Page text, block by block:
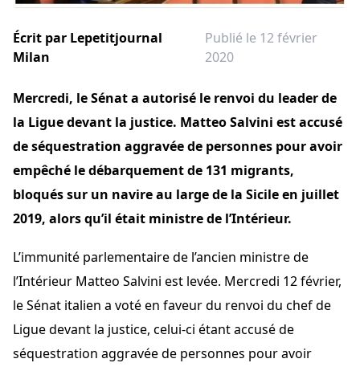
Écrit par Lepetitjournal
Milan
Publié le 12 février
2020
Mercredi, le Sénat a autorisé le renvoi du leader de
la Ligue devant la justice. Matteo Salvini est accusé
de séquestration aggravée de personnes pour avoir
empêché le débarquement de 131 migrants,
bloqués sur un navire au large de la Sicile en juillet
2019, alors qu’il était ministre de l’Intérieur.
L’immunité parlementaire de l’ancien ministre de
l’Intérieur Matteo Salvini est levée. Mercredi 12 février,
le Sénat italien a voté en faveur du renvoi du chef de
Ligue devant la justice, celui-ci étant accusé de
séquestration aggravée de personnes pour avoir